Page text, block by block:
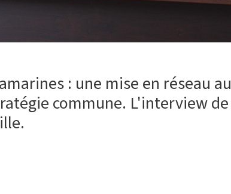
: une mise en réseau au
commune. L'interview de